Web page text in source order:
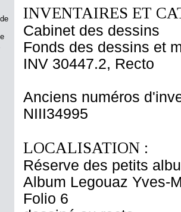
INVENTAIRES ET
Cabinet des dessins
Fonds des dessins et
INV 30447.2, Recto
Anciens numéros
NIII34995
LOCALISATION :
Réserve des petits
Album Legouaz Yves-
Folio 6